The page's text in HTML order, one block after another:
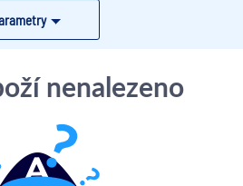
nenalezeno